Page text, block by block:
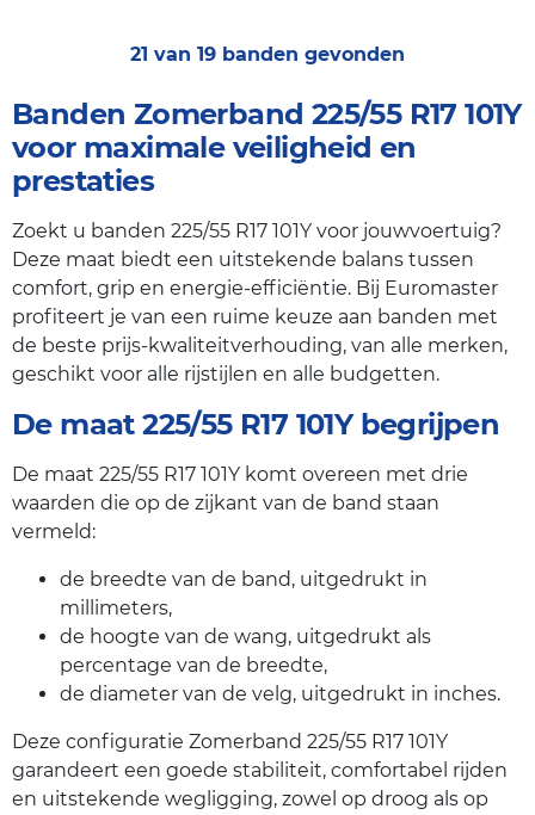
21 van 19 banden gevonden
Banden Zomerband 225/55 R17 101Y
voor maximale veiligheid en
prestaties
Zoekt u banden 225/55 R17 101Y voor jouwvoertuig?
Deze maat biedt een uitstekende balans tussen
comfort, grip en energie-efficiëntie. Bij Euromaster
profiteert je van een ruime keuze aan banden met
de beste prijs-kwaliteitverhouding, van alle merken,
geschikt voor alle rijstijlen en alle budgetten.
De maat 225/55 R17 101Y begrijpen
De maat 225/55 R17 101Y komt overeen met drie
waarden die op de zijkant van de band staan
vermeld:
de breedte van de band, uitgedrukt in
millimeters,
de hoogte van de wang, uitgedrukt als
percentage van de breedte,
de diameter van de velg, uitgedrukt in inches.
Deze configuratie Zomerband 225/55 R17 101Y
garandeert een goede stabiliteit, comfortabel rijden
en uitstekende wegligging, zowel op droog als op